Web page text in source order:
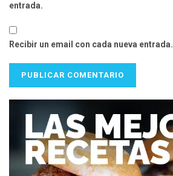
entrada.
Recibir un email con cada nueva entrada.